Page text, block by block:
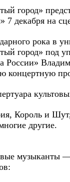
город»
7 декабря на
рока в
город» под
России»
концертную
Король и
другие.
музыканты